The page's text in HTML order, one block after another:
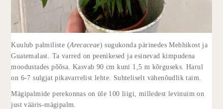
Kuulub palmiliste (Arecaceae) sugukonda pärinedes Mehhikost ja
Guatemalast. Ta varred on peenikesed ja esinevad kimpudena
moodustades põõsa. Kasvab 90 cm kuni 1,5 m kõrguseks. Harul
on 6-7 sulgjat pikavarrelist lehte. Suhteliselt vähenõudlik taim.
Mägipalmide perekonnas on üle 100 liigi, milledest levinuim on
just vääris-mägipalm.